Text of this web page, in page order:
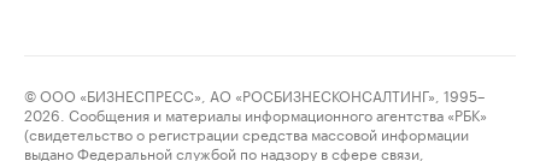
© ООО «БИЗНЕСПРЕСС», АО «РОСБИЗНЕСКОНСАЛТИНГ», 1995–
2026. Сообщения и материалы информационного агентства «РБК»
(свидетельство о регистрации средства массовой информации
выдано Федеральной службой по надзору в сфере связи,